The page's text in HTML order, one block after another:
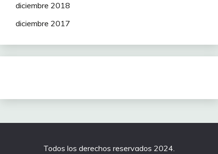
diciembre 2018
diciembre 2017
Todos los derechos reservados 2024.